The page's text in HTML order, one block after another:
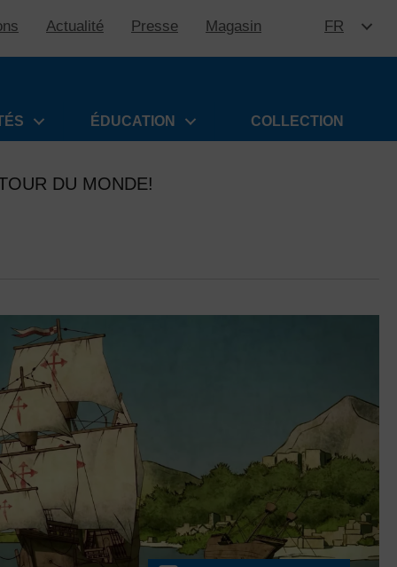
Actualité Presse Magasin FR
ÉDUCATION COLLECTION
DU MONDE!